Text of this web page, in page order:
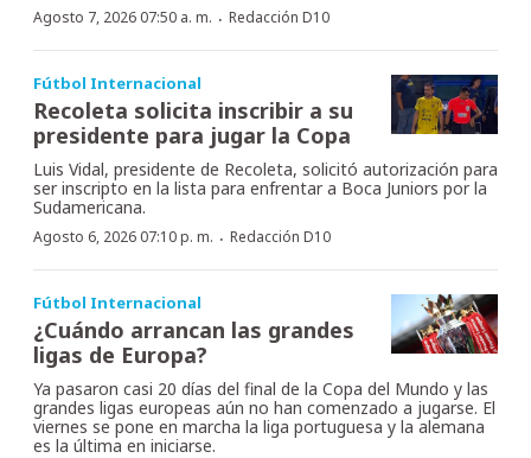
Agosto 7, 2026 07:50 a. m. · Redacción D10
Fútbol Internacional
Recoleta solicita inscribir a su
presidente para jugar la Copa
Luis Vidal, presidente de Recoleta, solicitó autorización para
ser inscripto en la lista para enfrentar a Boca Juniors por la
Sudamericana.
Agosto 6, 2026 07:10 p. m. · Redacción D10
Fútbol Internacional
¿Cuándo arrancan las grandes
ligas de Europa?
Ya pasaron casi 20 días del final de la Copa del Mundo y las
grandes ligas europeas aún no han comenzado a jugarse. El
viernes se pone en marcha la liga portuguesa y la alemana
es la última en iniciarse.